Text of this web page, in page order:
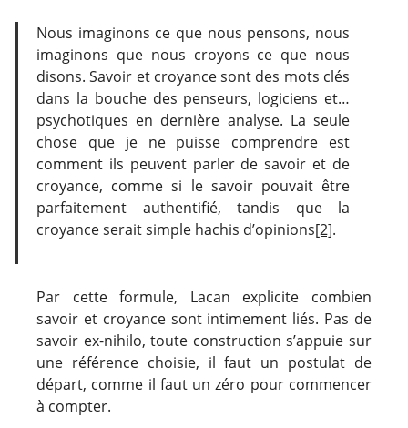
Nous imaginons ce que nous pensons, nous
imaginons que nous croyons ce que nous
disons. Savoir et croyance sont des mots clés
dans la bouche des penseurs, logiciens et…
psychotiques en dernière analyse. La seule
chose que je ne puisse comprendre est
comment ils peuvent parler de savoir et de
croyance, comme si le savoir pouvait être
parfaitement authentifié, tandis que la
croyance serait simple hachis d’opinions[2].
Par cette formule, Lacan explicite combien
savoir et croyance sont intimement liés. Pas de
savoir ex-nihilo, toute construction s’appuie sur
une référence choisie, il faut un postulat de
départ, comme il faut un zéro pour commencer
à compter.